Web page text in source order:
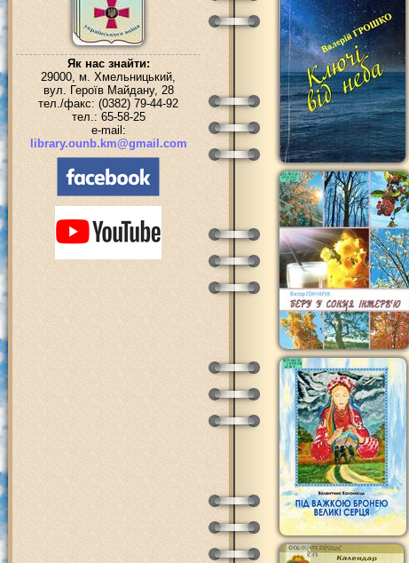
Як нас знайти:
29000, м. Хмельницький,
вул. Героїв Майдану, 28
тел./факс: (0382) 79-44-92
тел.: 65-58-25
e-mail:
library.ounb.km@gmail.com